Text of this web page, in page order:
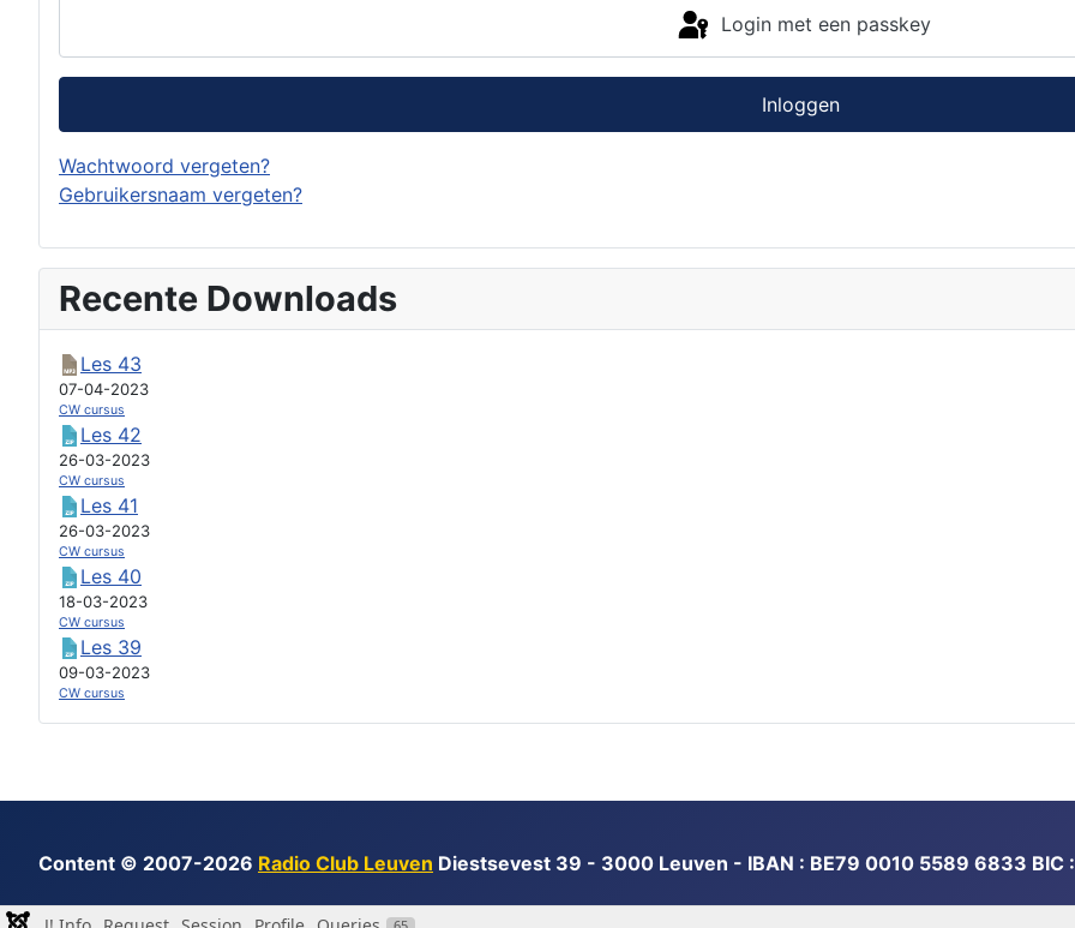
Login met een passkey
Inloggen
Wachtwoord vergeten?
Gebruikersnaam vergeten?
Recente Downloads
Les 43
07-04-2023
CW cursus
Les 42
26-03-2023
CW cursus
Les 41
26-03-2023
CW cursus
Les 40
18-03-2023
CW cursus
Les 39
09-03-2023
CW cursus
Content © 2007-2026 Radio Club Leuven Diestsevest 39 - 3000 Leuven - IBAN : BE79 0010 5589 6833 BIC :